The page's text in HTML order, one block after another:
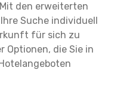
den erweiterten
Suche individuell
für sich zu
Optionen, die Sie in